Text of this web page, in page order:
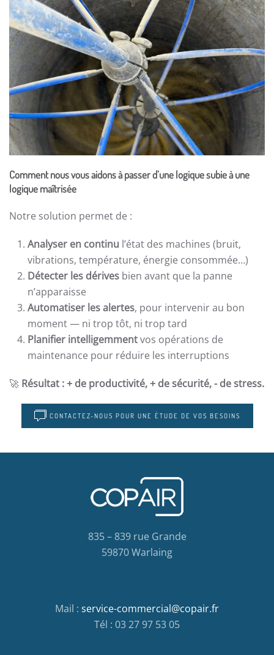
Comment nous vous aidons à passer d’une logique subie à une
logique maîtrisée
Notre solution permet de :
Analyser en continu l’état des machines (bruit,
vibrations, température, énergie consommée…)
Détecter les dérives bien avant que la panne
n’apparaisse
Automatiser les alertes, pour intervenir au bon
moment — ni trop tôt, ni trop tard
Planifier intelligemmentvos opérations de
maintenance pour réduire les interruptions
🚀 Résultat : + de productivité, + de sécurité, - de stress.
CONTACTEZ-NOUS POUR UNE ÉTUDE DE VOS BESOINS
835 – 839 rue Grande
59870 Warlaing
Mail : service-commercial@copair.fr
Tél : 03 27 97 53 05